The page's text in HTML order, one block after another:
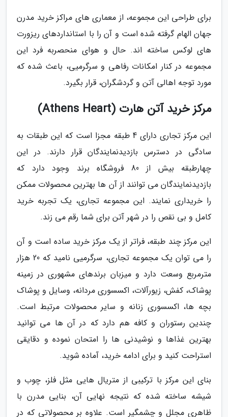
برای طراحی این مجموعه، از معماری های مراکز خرید مدرن
جهان الهام گرفته شده است و آن را با استانداردهای ریزورت
های لوکس ساخته اند. حال و هوای منحصربه فرد این
مجموعه در کنار امکانات رفاهی و سرگرمیی، باعث شده که
مورد توجه اهالی آتن و گردشگران، قرار بگیرد.
مرکز خرید آتن هارت (Athens Heart)
این مرکز تجاری دارای 4 طبقه مجزا است که این طبقات به
سادگی در دسترس بازدیدنمایندگان قرار دارند. در این
چهارطبقه بیش از 80 فروشگاه برند وجود دارد که
بازدیدنمایندگان می توانند از آن ها بهترین محصولات ممکن
را خریداری نمایند. این مجموعه تجاری، یک تجربه خرید
کامل و بی نقص را در شهر آتن برای شما رقم می زند.
این مرکز چند طبقه، فراتر از یک مرکز خرید ساده است و آن
را می توان یک مجموعه تجاری، سرگرمیی نامید که 20 هزار
مترمربع وسعت دارد و میزبان برندهای مشهوری در زمینه
پوشاک، کفش، زیورآلات، اکسسوری مردانه، وسایل و پوشاک
بچه ها، اکسسوری زنانه و سایر محصولات مرتبط است.
چندین رستوران و کافه هم دارد که در آن ها می توانید
بهترین غذاها و نوشیدنی ها را امتحان نموده و دقایقی
استراحت کنید و برای ادامه خرید، آماده شوید.
بنای این مرکز با ترکیبی از متریال هایی مثل فلز، چوب و
شیشه ساخته شده که نتیجه نهایی آن، بنایی مدرن با
ظاهری مجلل و چشمگیر است. علاوه بر محصولاتی که در